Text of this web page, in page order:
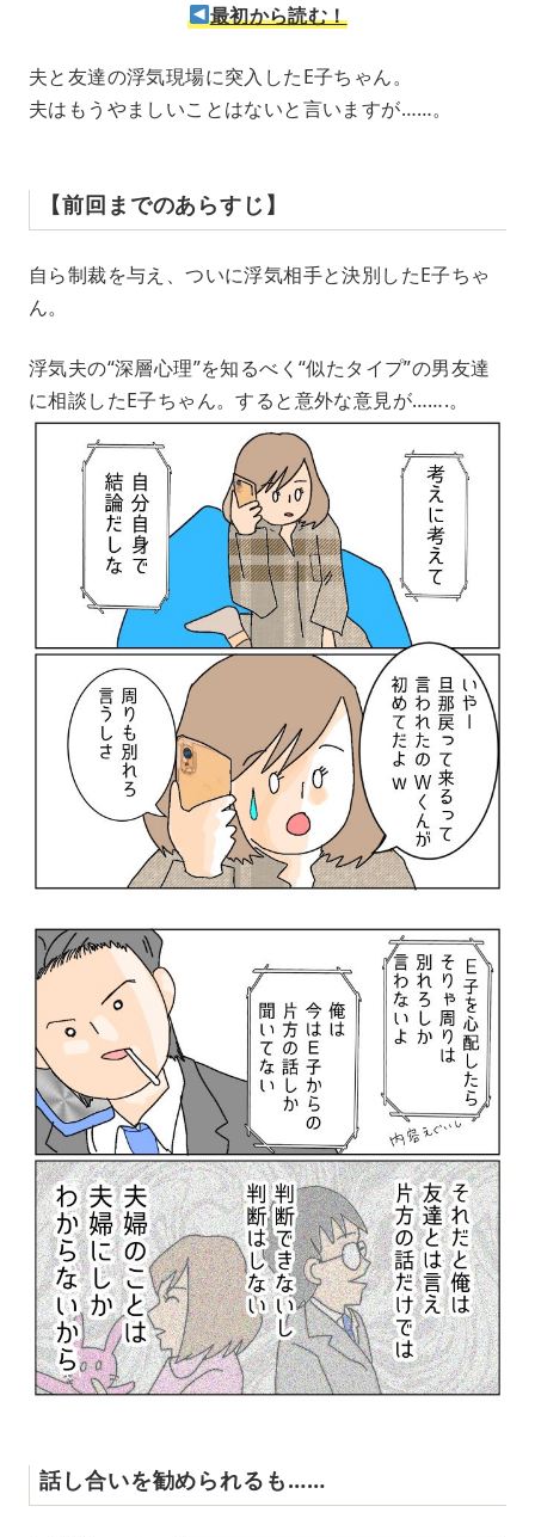
最初から読む！
夫と友達の浮気現場に突入したE子ちゃん。
夫はもうやましいことはないと言いますが……。
【前回までのあらすじ】
自ら制裁を与え、ついに浮気相手と決別したE子ちゃ
ん。
浮気夫の“深層心理”を知るべく“似たタイプ”の男友達
に相談したE子ちゃん。すると意外な意見が…….。
話し合いを勧められるも……